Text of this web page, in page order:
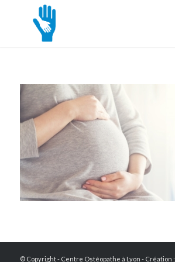
© Copyright - Centre Ostéopathe à Lyon - Création :